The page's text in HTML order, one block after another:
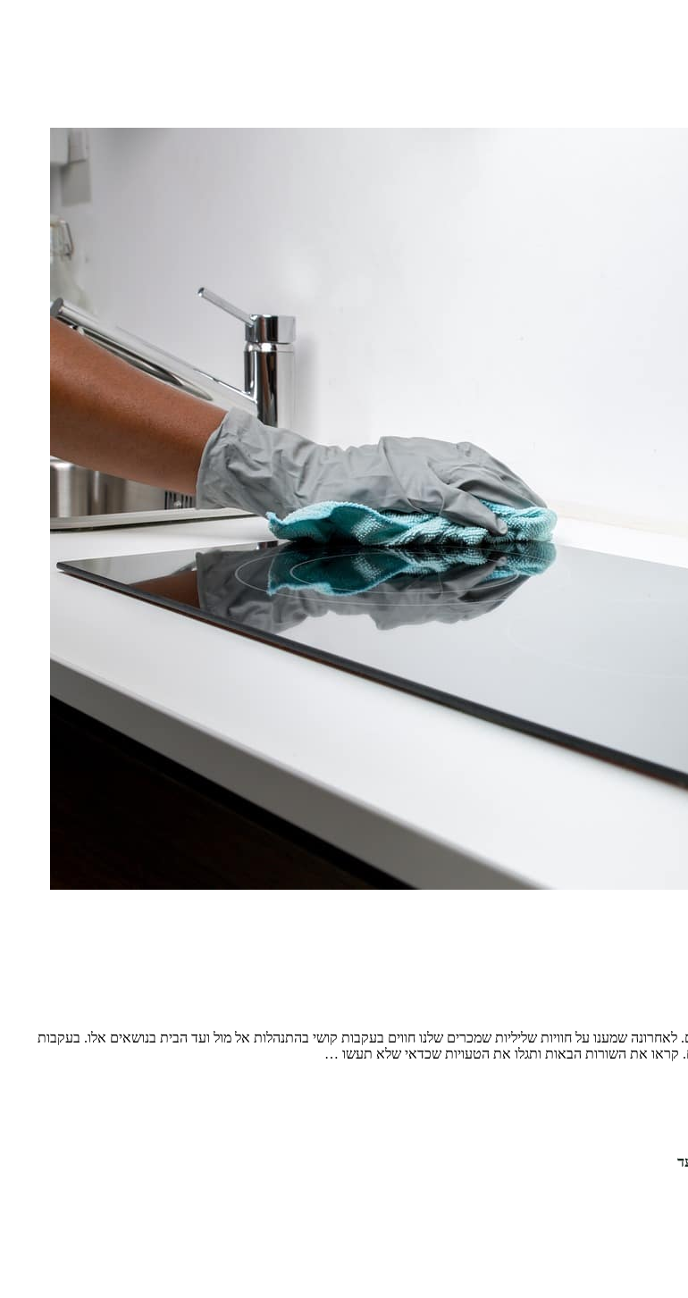
לאחרונה שמענו על חוויות שליליות שמכרים שלנו חווים בעקבות קושי בהתנהלות אל מול ועד הבית בנושאים אלו. בעקבות
קראו את השורות הבאות ותגלו את הטעויות שכדאי שלא תעשו …